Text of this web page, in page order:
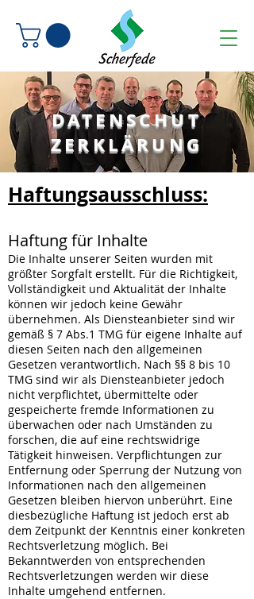
DATENSCHUT
ZERKLÄRUNG
Haftungsausschluss:
Haftung für Inhalte
Die Inhalte unserer Seiten wurden mit
größter Sorgfalt erstellt. Für die Richtigkeit,
Vollständigkeit und Aktualität der Inhalte
können wir jedoch keine Gewähr
übernehmen. Als Diensteanbieter sind wir
gemäß § 7 Abs.1 TMG für eigene Inhalte auf
diesen Seiten nach den allgemeinen
Gesetzen verantwortlich. Nach §§ 8 bis 10
TMG sind wir als Diensteanbieter jedoch
nicht verpflichtet, übermittelte oder
gespeicherte fremde Informationen zu
überwachen oder nach Umständen zu
forschen, die auf eine rechtswidrige
Tätigkeit hinweisen. Verpflichtungen zur
Entfernung oder Sperrung der Nutzung von
Informationen nach den allgemeinen
Gesetzen bleiben hiervon unberührt. Eine
diesbezügliche Haftung ist jedoch erst ab
dem Zeitpunkt der Kenntnis einer konkreten
Rechtsverletzung möglich. Bei
Bekanntwerden von entsprechenden
Rechtsverletzungen werden wir diese
Inhalte umgehend entfernen.